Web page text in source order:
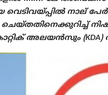
നാല്
അലയൻസും (KDA)